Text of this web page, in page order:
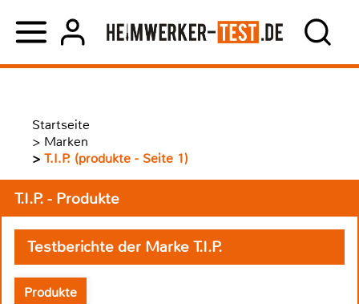
Startseite
> Marken
> T.I.P. (produkte - Seite 1)
T.I.P. - Produkte
Testberichte der Marke T.I.P.
Produkte